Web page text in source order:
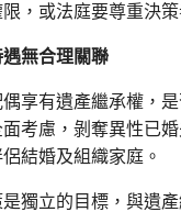
，或法庭要尊重決策
無合理關聯
享有遺產繼承權，
考慮，剝奪異性已
結婚及組織家庭。
獨立的目標，與遺